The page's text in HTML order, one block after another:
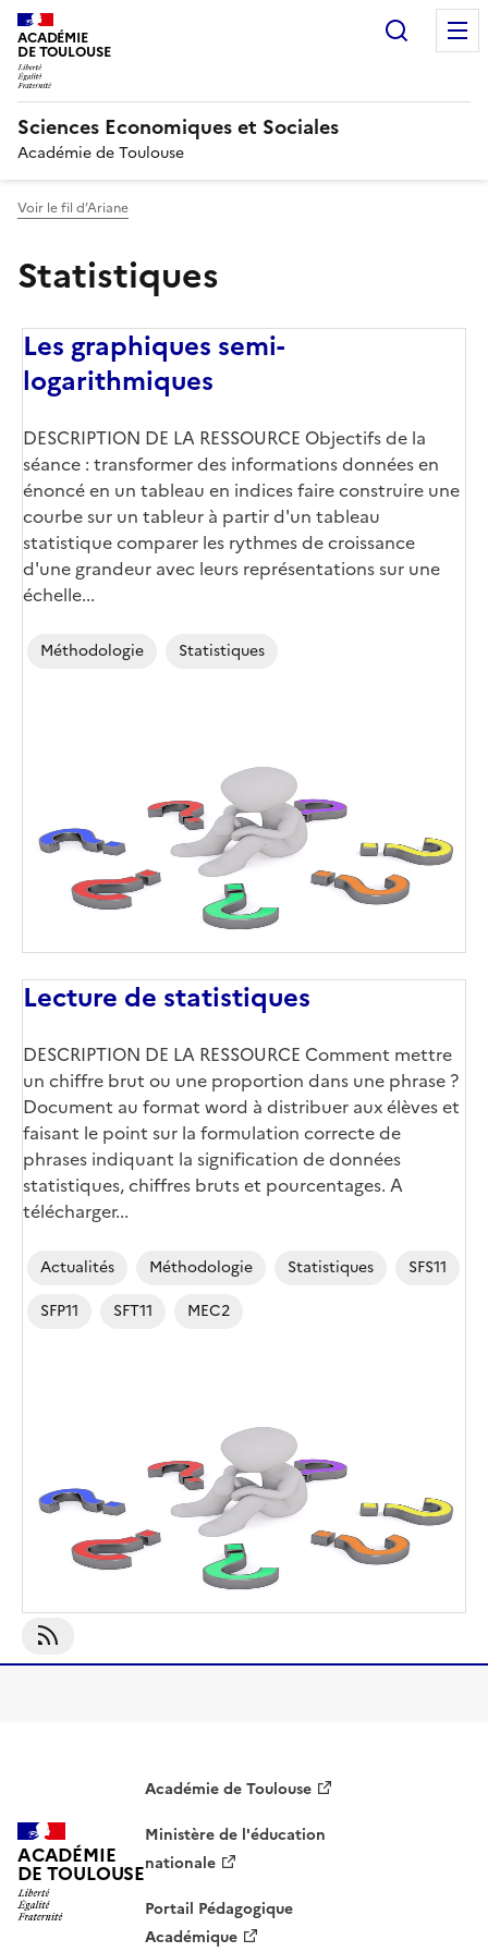
ACADÉMIE
DE TOULOUSE
Sciences Economiques et Sociales
Académie de Toulouse
Voir le fil d’Ariane
Statistiques
Les graphiques semi-
logarithmiques
DESCRIPTION DE LA RESSOURCE Objectifs de la
séance : transformer des informations données en
énoncé en un tableau en indices faire construire une
courbe sur un tableur à partir d'un tableau
statistique comparer les rythmes de croissance
d'une grandeur avec leurs représentations sur une
échelle...
Méthodologie Statistiques
Lecture de statistiques
DESCRIPTION DE LA RESSOURCE Comment mettre
un chiffre brut ou une proportion dans une phrase ?
Document au format word à distribuer aux élèves et
faisant le point sur la formulation correcte de
phrases indiquant la signification de données
statistiques, chiffres bruts et pourcentages. A
télécharger...
Actualités Méthodologie Statistiques
SFS11
SFP11
SFT11 MEC2
S'abonner À Statistiques
ACADÉMIE
DE TOULOUSE
Académie de Toulouse
Ministère de l'éducation
nationale
Portail Pédagogique
Académique